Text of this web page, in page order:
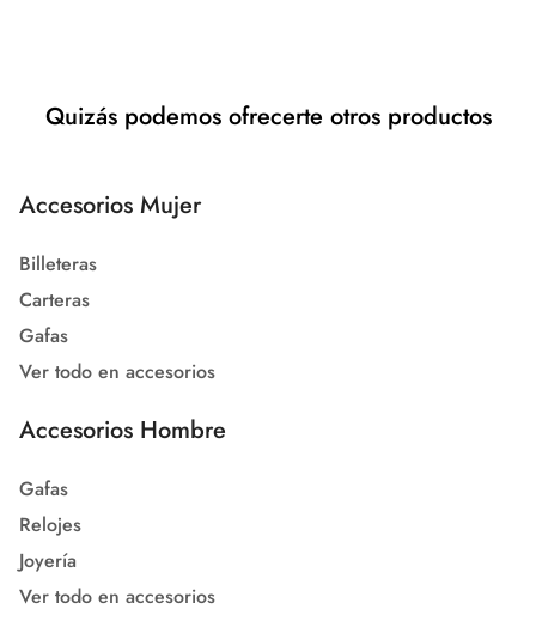
Quizás podemos ofrecerte otros productos
Accesorios Mujer
Billeteras
Carteras
Gafas
Ver todo en accesorios
Accesorios Hombre
Gafas
Relojes
Joyería
Ver todo en accesorios